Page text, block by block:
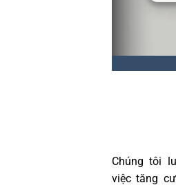
Chúng tôi
việc tăng